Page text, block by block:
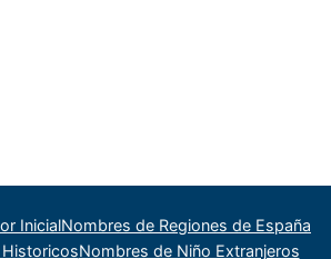
InicialNombres de Regiones de España
Nombres de Niño Extranjeros